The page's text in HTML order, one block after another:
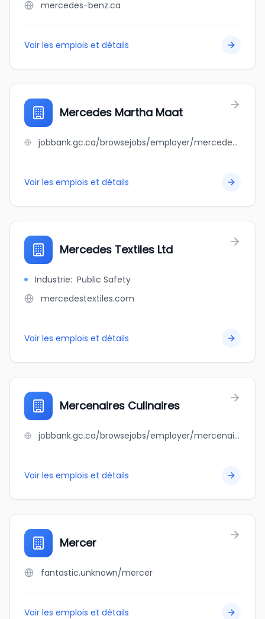
mercedes-benz.ca
Voir les emplois et détails
Mercedes Martha Maat
jobbank.gc.ca/browsejobs/employer/mercedes+martha+maat/ca
Voir les emplois et détails
Mercedes Textiles Ltd
Industrie: Public Safety
mercedestextiles.com
Voir les emplois et détails
Mercenaires Culinaires
jobbank.gc.ca/browsejobs/employer/mercenaires+culinaires/ca
Voir les emplois et détails
Mercer
fantastic.unknown/mercer
Voir les emplois et détails